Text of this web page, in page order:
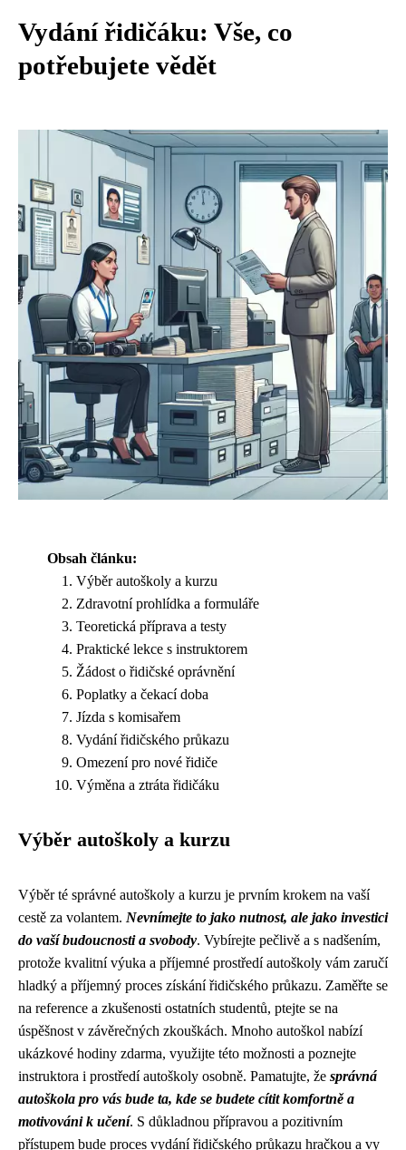
Vydání řidičáku: Vše, co
potřebujete vědět
Obsah článku:
Výběr autoškoly a kurzu
Zdravotní prohlídka a formuláře
Teoretická příprava a testy
Praktické lekce s instruktorem
Žádost o řidičské oprávnění
Poplatky a čekací doba
Jízda s komisařem
Vydání řidičského průkazu
Omezení pro nové řidiče
Výměna a ztráta řidičáku
Výběr autoškoly a kurzu
Výběr té správné autoškoly a kurzu je prvním krokem na vaší
cestě za volantem. Nevnímejte to jako nutnost, ale jako investici
do vaší budoucnosti a svobody. Vybírejte pečlivě a s nadšením,
protože kvalitní výuka a příjemné prostředí autoškoly vám zaručí
hladký a příjemný proces získání řidičského průkazu. Zaměřte se
na reference a zkušenosti ostatních studentů, ptejte se na
úspěšnost v závěrečných zkouškách. Mnoho autoškol nabízí
ukázkové hodiny zdarma, využijte této možnosti a poznejte
instruktora i prostředí autoškoly osobně. Pamatujte, že správná
autoškola pro vás bude ta, kde se budete cítit komfortně a
motivováni k učení. S důkladnou přípravou a pozitivním
přístupem bude proces vydání řidičského průkazu hračkou a vy